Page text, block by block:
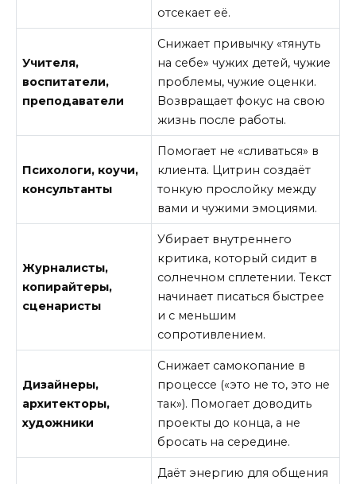
отсекает её.
Учителя,
воспитатели,
преподаватели
Снижает привычку «тянуть
на себе» чужих детей, чужие
проблемы, чужие оценки.
Возвращает фокус на свою
жизнь после работы.
Психологи, коучи,
консультанты
Помогает не «сливаться» в
клиента. Цитрин создаёт
тонкую прослойку между
вами и чужими эмоциями.
Журналисты,
копирайтеры,
сценаристы
Убирает внутреннего
критика, который сидит в
солнечном сплетении. Текст
начинает писаться быстрее
и с меньшим
сопротивлением.
Дизайнеры,
архитекторы,
художники
Снижает самокопание в
процессе («это не то, это не
так»). Помогает доводить
проекты до конца, а не
бросать на середине.
Даёт энергию для общения